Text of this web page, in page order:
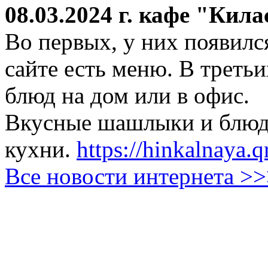
08.03.2024 г. кафе
Во первых, у них
сайте есть меню. В
блюд на дом или в офис.
Вкусные шашлыки и
кухни. https://
Все новости интернета